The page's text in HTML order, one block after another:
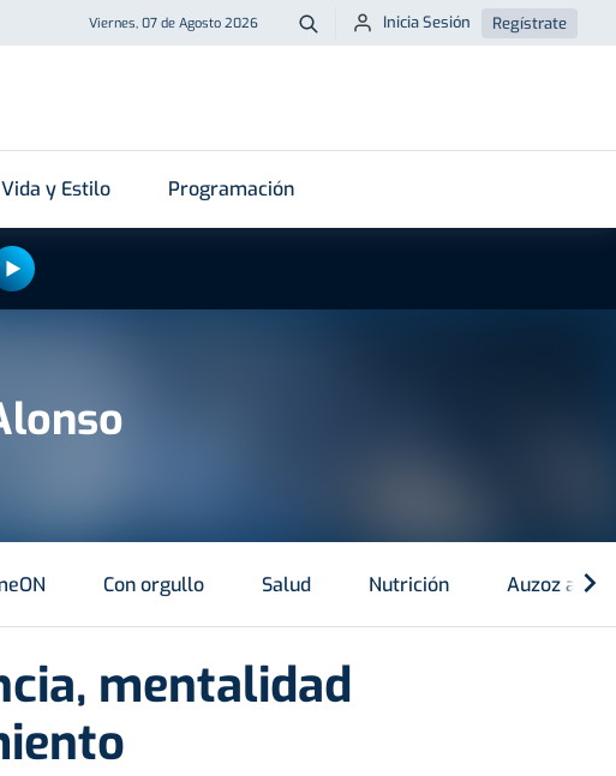
Viernes, 07 de Agosto 2026 Buscar
Inicia Sesión Regístrate
Vida y Estilo Programación
Con orgullo Salud Nutrición Auzoz auzo
mentalidad